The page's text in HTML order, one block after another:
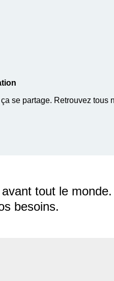
se partage. Retrouvez tous
tout le monde.
besoins.